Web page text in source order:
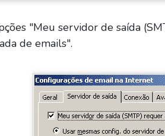
"Meu servidor de saída
de emails".